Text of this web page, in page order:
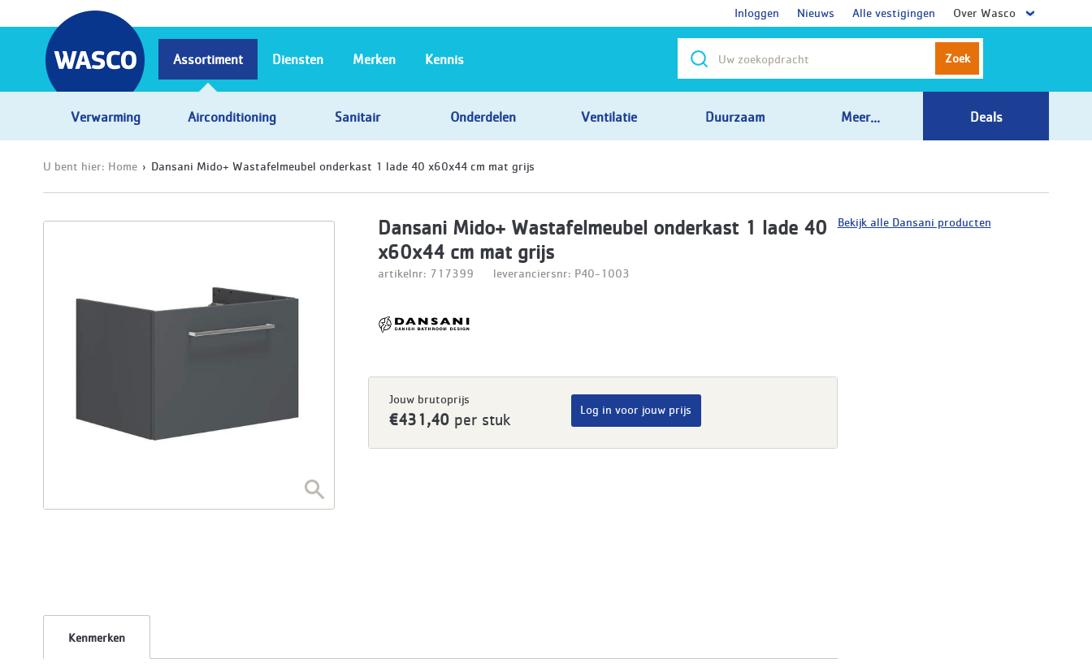
Inloggen Nieuws Alle vestigingen Over Wasco
Zoek
Assortiment
Verwarming Airconditioning Sanitair Onderdelen Ventilatie Duurzaam Meer... Deals
Diensten Merken Kennis
U bent hier: Home Dansani Mido+ Wastafelmeubel onderkast 1 lade 40 x60x44 cm mat grijs
Dansani Mido+ Wastafelmeubel onderkast 1 lade 40
x60x44 cm mat grijs
artikelnr: 717399 leveranciersnr: P40-1003
Jouw brutoprijs
€431,40 per stuk
Log in voor jouw prijs
Kenmerken
Bekijk alle Dansani producten